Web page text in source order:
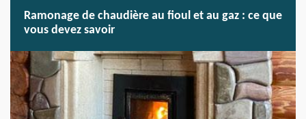
Ramonage de chaudière au fioul et au gaz : ce que
vous devez savoir